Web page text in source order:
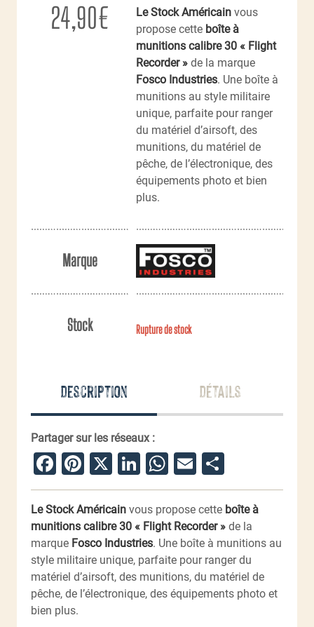
24,90€ Le Stock Américain vous
propose cette boîte à
munitions calibre 30 « Flight
Recorder » de la marque
Fosco Industries. Une boîte à
munitions au style militaire
unique, parfaite pour ranger
du matériel d’airsoft, des
munitions, du matériel de
pêche, de l’électronique, des
équipements photo et bien
plus.
Marque
Stock Rupture de stock
Description Détails
Partager sur les réseaux :
Facebook
Pinterest
X LinkedIn
WhatsApp
Email
Le Stock Américain vous propose cette boîte à
munitions calibre 30 « Flight Recorder » de la
marque Fosco Industries. Une boîte à munitions au
style militaire unique, parfaite pour ranger du
matériel d’airsoft, des munitions, du matériel de
pêche, de l’électronique, des équipements photo et
bien plus.